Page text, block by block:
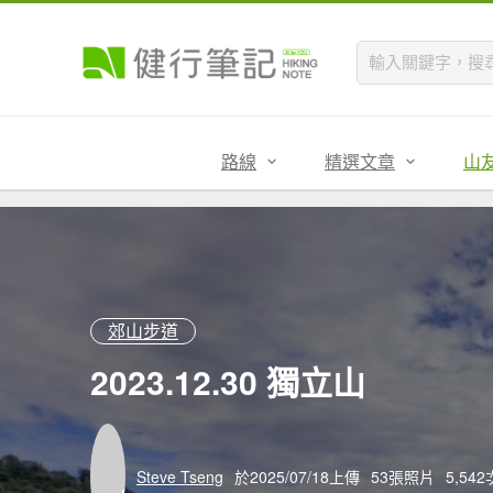
路線 精選文章 山
郊山步道
2023.12.30 獨立山
Steve Tseng 於2025/07/18上傳 53張照片 5,542